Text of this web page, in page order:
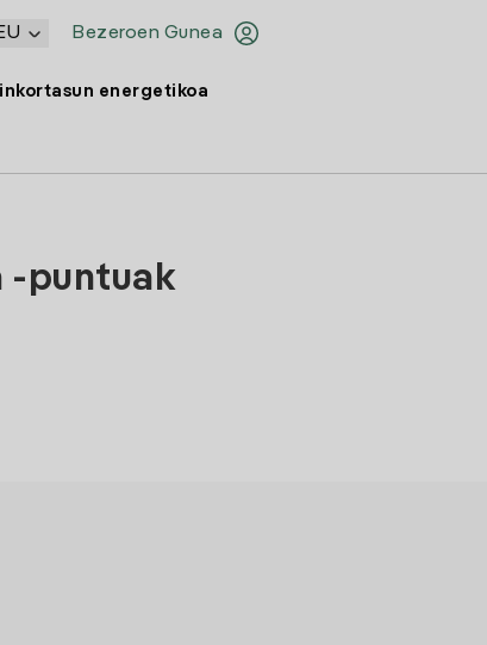
Bezeroen Gunea
energetikoa
-puntuak